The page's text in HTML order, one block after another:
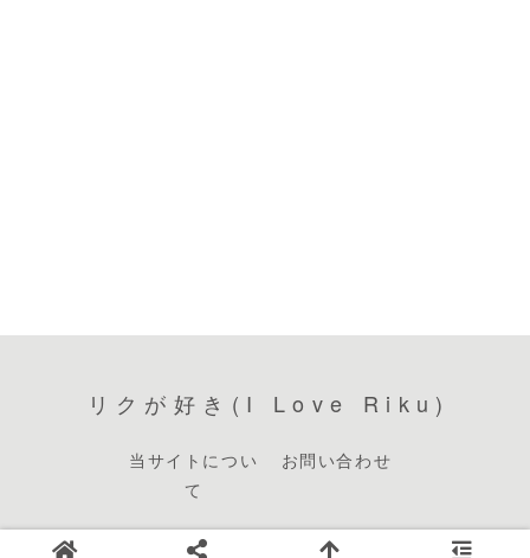
リクが好き(I Love Riku)
当サイトについ
て
お問い合わせ
© 2013 リクが好き(I Love Riku).